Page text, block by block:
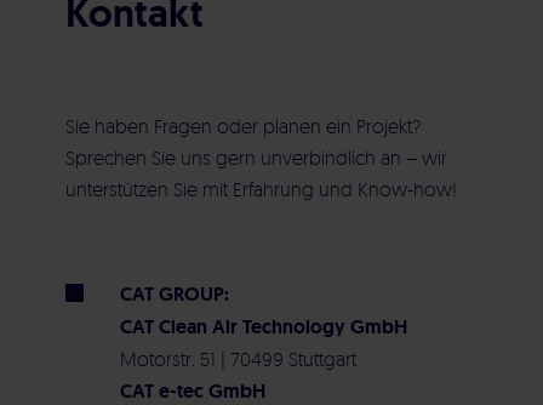
Kontakt
Sie haben Fragen oder planen ein Projekt?
Sprechen Sie uns gern unverbindlich an – wir
unterstützen Sie mit Erfahrung und Know-how!
CAT GROUP:
CAT Clean Air Technology GmbH
Motorstr. 51 | 70499 Stuttgart
CAT e-tec GmbH